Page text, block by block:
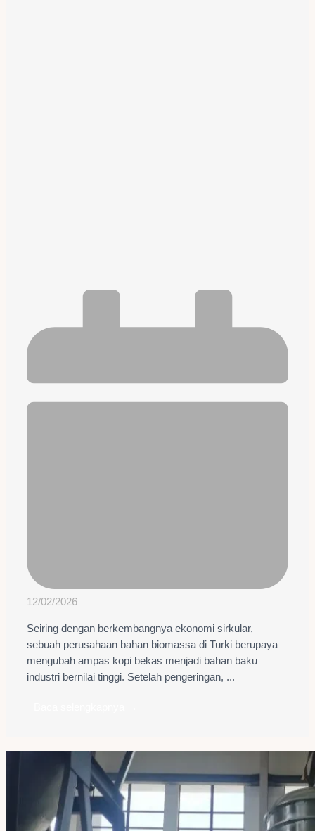
12/02/2026
Seiring dengan berkembangnya ekonomi sirkular,
sebuah perusahaan bahan biomassa di Turki berupaya
mengubah ampas kopi bekas menjadi bahan baku
industri bernilai tinggi. Setelah pengeringan, ...